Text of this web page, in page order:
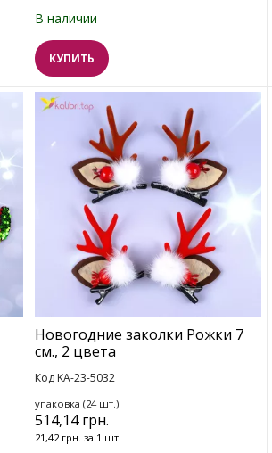
В наличии
КУПИТЬ
Новогодние заколки Рожки 7
см., 2 цвета
Код KA-23-5032
упаковка (24 шт.)
514,14 грн.
21,42 грн. за 1 шт.